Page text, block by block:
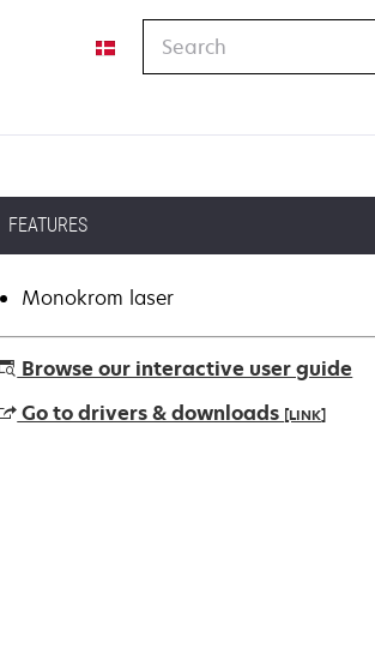
FEATURES
Monokrom laser
Browse our interactive user guide
Go to drivers & downloads [LINK]